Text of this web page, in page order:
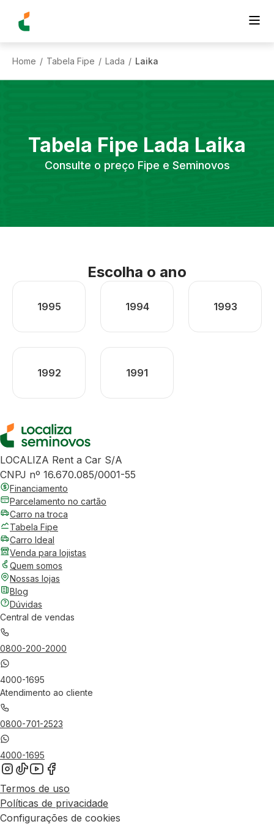
Home / Tabela Fipe / Lada / Laika
Tabela Fipe Lada Laika
Consulte o preço Fipe e Seminovos
Escolha o ano
1995 1994 1993
1992 1991
LOCALIZA Rent a Car S/A
CNPJ nº 16.670.085/0001-55
Financiamento
Parcelamento no cartão
Carro na troca
Tabela Fipe
Carro Ideal
Venda para lojistas
Quem somos
Nossas lojas
Blog
Dúvidas
Central de vendas
0800-200-2000
4000-1695
Atendimento ao cliente
0800-701-2523
4000-1695
Termos de uso
Políticas de privacidade
Configurações de cookies